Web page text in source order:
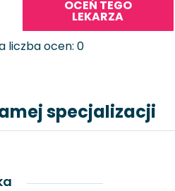
OCEŃ TEGO
LEKARZA
liczba ocen: 0
specjalizacji